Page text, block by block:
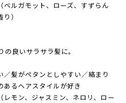
ルガモット、ローズ、すずらん
）
良いサラサラ髪に。
髪がペタンとしやすい／絡まり
るヘアスタイルが好き
モン、ジャスミン、ネロリ、ロー